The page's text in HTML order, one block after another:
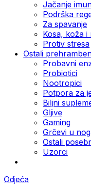
Jačanje
Podrška
Za spavanje
Kosa, koža i
Protiv stresa
Ostali
Probavni
Probiotici
Nootropici
Potpora za
Biljni
Gljive
Gaming
Grčevi u
Ostali
Uzorci
Odjeća